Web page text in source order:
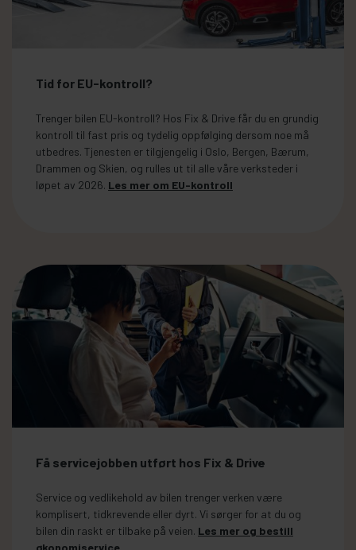
Tid for EU-kontroll?
Trenger bilen EU-kontroll? Hos Fix & Drive får du en grundig
kontroll til fast pris og tydelig oppfølging dersom noe må
utbedres. Tjenesten er tilgjengelig i Oslo, Bergen, Bærum,
Drammen og Skien, og rulles ut til alle våre verksteder i
løpet av 2026. Les mer om EU-kontroll
Få servicejobben utført hos Fix & Drive
Service og vedlikehold av bilen trenger verken være
komplisert, tidkrevende eller dyrt. Vi sørger for at du og
bilen din raskt er tilbake på veien. Les mer og bestill
økonomiservice